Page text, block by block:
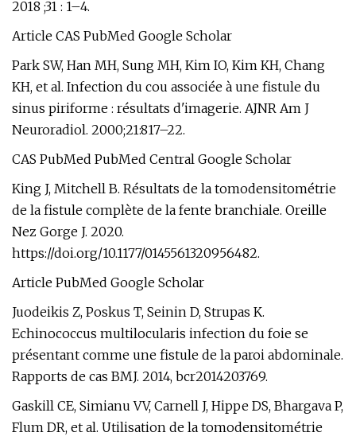
2018 ;31 : 1–4.
Article CAS PubMed Google Scholar
Park SW, Han MH, Sung MH, Kim IO, Kim KH, Chang
KH, et al. Infection du cou associée à une fistule du
sinus piriforme : résultats d'imagerie. AJNR Am J
Neuroradiol. 2000;21:817–22.
CAS PubMed PubMed Central Google Scholar
King J, Mitchell B. Résultats de la tomodensitométrie
de la fistule complète de la fente branchiale. Oreille
Nez Gorge J. 2020.
https://doi.org/10.1177/0145561320956482.
Article PubMed Google Scholar
Juodeikis Z, Poskus T, Seinin D, Strupas K.
Echinococcus multilocularis infection du foie se
présentant comme une fistule de la paroi abdominale.
Rapports de cas BMJ. 2014, bcr2014203769.
Gaskill CE, Simianu VV, Carnell J, Hippe DS, Bhargava P,
Flum DR, et al. Utilisation de la tomodensitométrie